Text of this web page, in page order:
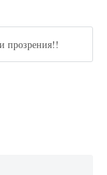
прозрения!!